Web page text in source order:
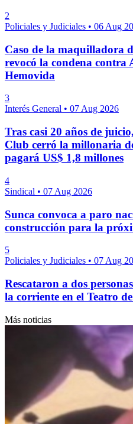
2
Policiales y Judiciales • 06 Aug
Caso de la maquilladora
revocó la condena contra
Hemovida
3
Interés General • 07 Aug 2026
Tras casi 20 años de
Club cerró la millonaria
pagará US$ 1,8 millones
4
Sindical • 07 Aug 2026
Sunca convoca a paro
construcción para la
5
Policiales y Judiciales • 07 Aug
Rescataron a dos
la corriente en el Teatro
Más noticias